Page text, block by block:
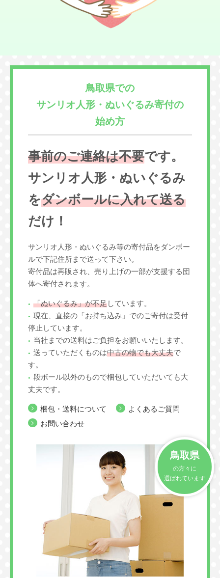
鳥取県での
サンリオ人形・ぬいぐるみ寄付の
始め方
事前のご連絡は不要です。
サンリオ人形・ぬいぐるみ
をダンボールに入れて送る
だけ！
サンリオ人形・ぬいぐるみ等の寄付品をダンボー
ルで下記住所まで送って下さい。
寄付品は再販され、売り上げの一部が支援する団
体へ寄付されます。
「ぬいぐるみ」が不足しています。
現在、直接の「お持ち込み」でのご寄付は受付
停止しています。
当社までの送料はご負担をお願いいたします。
送っていただくものは中古の物でも大丈夫で
す。
段ボール以外のもので梱包していただいても大
丈夫です。
梱包・送料について
よくあるご質問
お問い合わせ
鳥取県
の方々に
選ばれています